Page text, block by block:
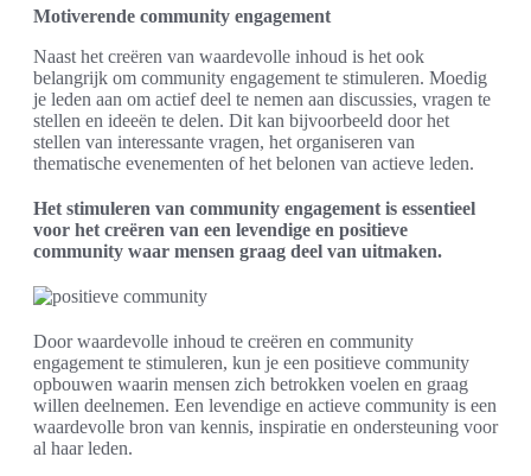
Motiverende community engagement
Naast het creëren van waardevolle inhoud is het ook
belangrijk om community engagement te stimuleren. Moedig
je leden aan om actief deel te nemen aan discussies, vragen te
stellen en ideeën te delen. Dit kan bijvoorbeeld door het
stellen van interessante vragen, het organiseren van
thematische evenementen of het belonen van actieve leden.
Het stimuleren van community engagement is essentieel
voor het creëren van een levendige en positieve
community waar mensen graag deel van uitmaken.
Door waardevolle inhoud te creëren en community
engagement te stimuleren, kun je een positieve community
opbouwen waarin mensen zich betrokken voelen en graag
willen deelnemen. Een levendige en actieve community is een
waardevolle bron van kennis, inspiratie en ondersteuning voor
al haar leden.